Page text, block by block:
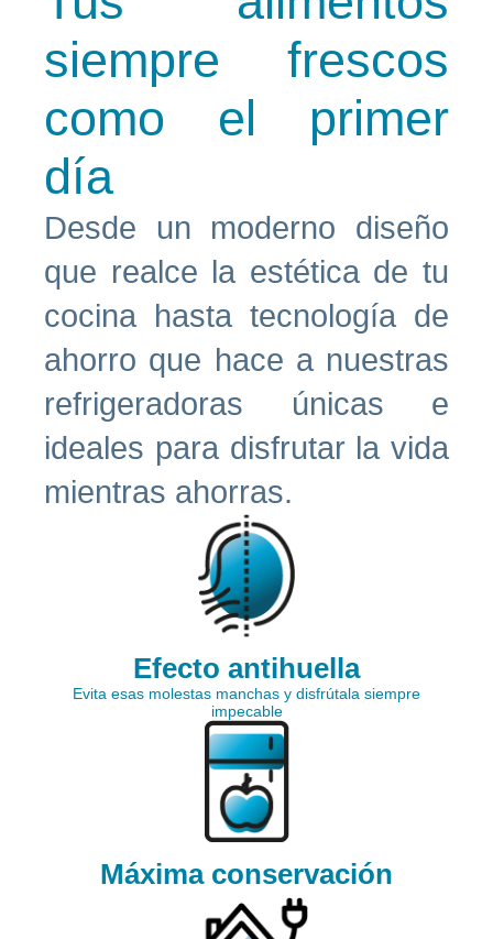
siempre frescos
como el primer
día
Desde un moderno diseño
que realce la estética de tu
cocina hasta tecnología de
ahorro que hace a nuestras
refrigeradoras únicas e
ideales para disfrutar la vida
mientras ahorras.
Efecto antihuella
Evita esas molestas manchas y disfrútala siempre
impecable
Máxima conservación